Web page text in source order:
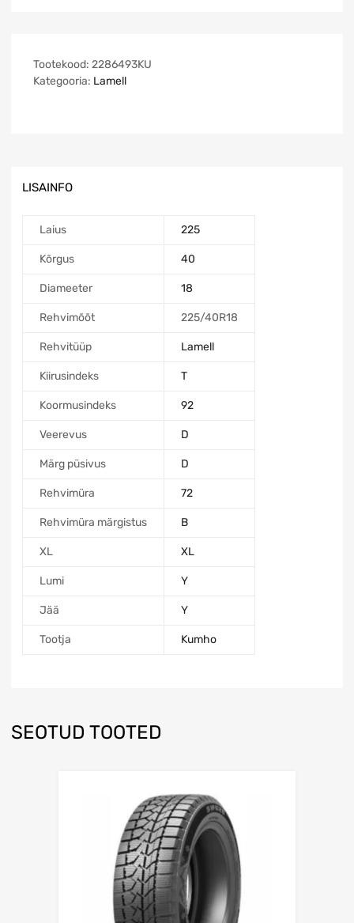
Tootekood: 2286493KU
Kategooria: Lamell
LISAINFO
Laius 225
Kõrgus 40
Diameeter 18
Rehvimõõt 225/40R18
Rehvitüüp Lamell
Kiirusindeks T
Koormusindeks 92
Veerevus D
Märg püsivus D
Rehvimüra 72
Rehvimüra märgistus B
XL XL
Lumi Y
Jää Y
Tootja Kumho
SEOTUD TOOTED